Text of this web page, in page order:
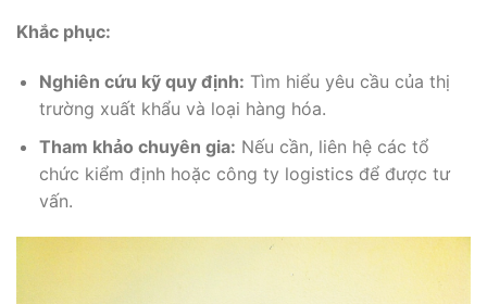
Khắc phục:
Nghiên cứu kỹ quy định: Tìm hiểu yêu cầu của thị
trường xuất khẩu và loại hàng hóa.
Tham khảo chuyên gia: Nếu cần, liên hệ các tổ
chức kiểm định hoặc công ty logistics để được tư
vấn.